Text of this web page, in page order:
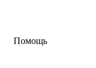
Помощь